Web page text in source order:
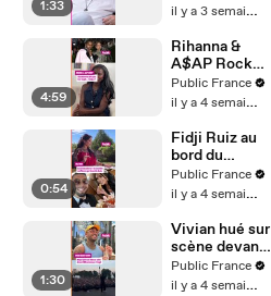
1:33
Karim
Richard
Orlinski dit
tout au Public
il y a 3 semaines
4:59
Rihanna &
A$AP Rocky :
Aïssa
Moments
relation…
Couple
toxique ?
Rihanna
serait-elle
malheureuse
?
Public France
il y a 4 semaines
0:54
Fidji Ruiz au
bord du
divorce ?
L’influenceus
nouvelles
confidences
Public France
il y a 4 semaines
1:30
Vivian hué sur
scène devant
4000
personnes,
Public France
il y a 4 semaines